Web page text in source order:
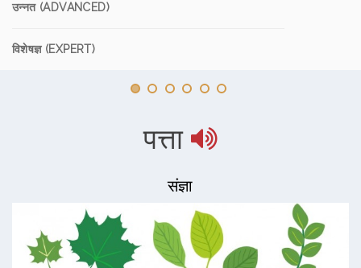
उन्नत (ADVANCED)
विशेषज्ञ (EXPERT)
पत्ता
संज्ञा